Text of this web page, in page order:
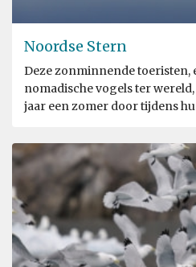
Noordse Stern
Deze zonminnende toeristen,
nomadische vogels ter
jaar een zomer door tijdens